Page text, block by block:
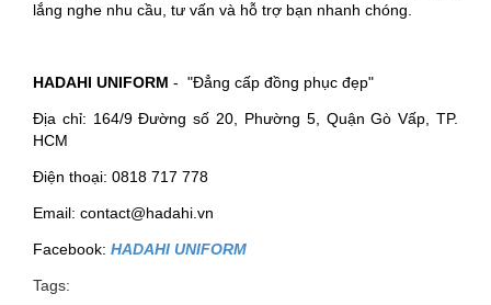
lắng nghe nhu cầu, tư vấn và hỗ trợ bạn nhanh chóng.
HADAHI UNIFORM - "Đẳng cấp đồng phục đẹp"
Địa chỉ: 164/9 Đường số 20, Phường 5, Quận Gò Vấp, TP.
HCM
Điện thoại: 0818 717 778
Email: contact@hadahi.vn
Facebook: HADAHI UNIFORM
Tags: